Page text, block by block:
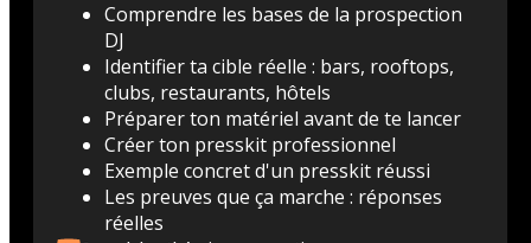
Comprendre les bases de la prospection
DJ
Identifier ta cible réelle : bars, rooftops,
clubs, restaurants, hôtels
Préparer ton matériel avant de te lancer
Créer ton presskit professionnel
Exemple concret d'un presskit réussi
Les preuves que ça marche : réponses
réelles